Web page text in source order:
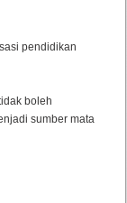
pendidikan
boleh
sumber mata